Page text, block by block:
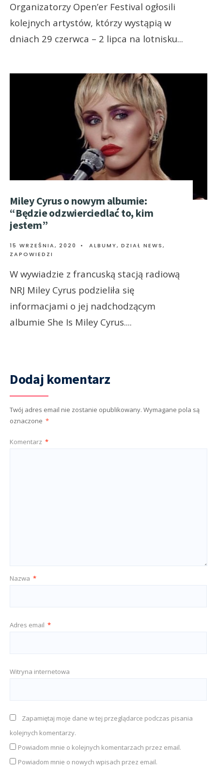
Organizatorzy Open’er Festival ogłosili
kolejnych artystów, którzy wystąpią w
dniach 29 czerwca – 2 lipca na lotnisku...
Miley Cyrus o nowym albumie:
“Będzie odzwierciedlać to, kim
jestem”
15 WRZEŚNIA, 2020 • ALBUMY, DZIAŁ NEWS,
ZAPOWIEDZI
W wywiadzie z francuską stacją radiową
NRJ Miley Cyrus podzieliła się
informacjami o jej nadchodzącym
albumie She Is Miley Cyrus....
Dodaj komentarz
Twój adres email nie zostanie opublikowany. Wymagane pola są
oznaczone *
Komentarz *
Nazwa *
Adres email *
Witryna internetowa
Zapamiętaj moje dane w tej przeglądarce podczas pisania
kolejnych komentarzy.
Powiadom mnie o kolejnych komentarzach przez email.
Powiadom mnie o nowych wpisach przez email.